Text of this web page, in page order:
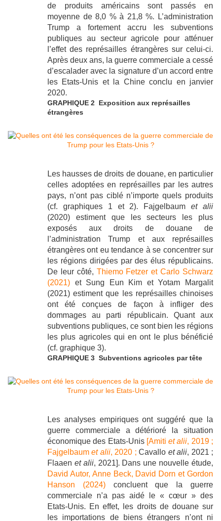
de produits américains sont passés en
moyenne de 8,0 % à 21,8 %. L’administration
Trump a fortement accru les subventions
publiques au secteur agricole pour atténuer
l’effet des représailles étrangères sur celui-ci.
Après deux ans, la guerre commerciale a cessé
d’escalader avec la signature d’un accord entre
les Etats-Unis et la Chine conclu en janvier
2020.
GRAPHIQUE 2 Exposition aux représailles
étrangères
Les hausses de droits de douane, en particulier
celles adoptées en représailles par les autres
pays, n’ont pas ciblé n’importe quels produits
(cf. graphiques 1 et 2). Fajgelbaum et alii
(2020) estiment que les secteurs les plus
exposés aux droits de douane de
l’administration Trump et aux représailles
étrangères ont eu tendance à se concentrer sur
les régions dirigées par des élus républicains.
De leur côté, Thiemo Fetzer et Carlo Schwarz
(2021) et Sung Eun Kim et Yotam Margalit
(2021) estiment que les représailles chinoises
ont été conçues de façon à infliger des
dommages au parti républicain. Quant aux
subventions publiques, ce sont bien les régions
les plus agricoles qui en ont le plus bénéficié
(cf. graphique 3).
GRAPHIQUE 3 Subventions agricoles par tête
Les analyses empiriques ont suggéré que la
guerre commerciale a détérioré la situation
économique des Etats-Unis [Amitiet alii, 2019 ;
Fajgelbaumet alii, 2020 ; Cavallo et alii, 2021 ;
Flaaen et alii, 2021]. Dans une nouvelle étude,
David Autor, Anne Beck, David Dorn et Gordon
Hanson (2024)concluent que la guerre
commerciale n’a pas aidé le « cœur » des
Etats-Unis. En effet, les droits de douane sur
les importations de biens étrangers n’ont ni